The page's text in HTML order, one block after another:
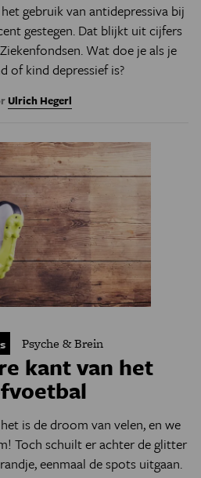
gebruik van antidepressiva bij
gestegen. Dat blijkt uit cijfers
Wat doe je als je
of kind depressief is?
Ulrich Hegerl
Psyche & Brein
kant van het
is de droom van velen, en we
Toch schuilt er achter de glitter
eenmaal de spots uitgaan.